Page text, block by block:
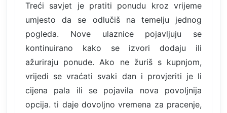
Treći savjet je pratiti ponudu kroz vrijeme
umjesto da se odlučiš na temelju jednog
pogleda. Nove ulaznice pojavljuju se
kontinuirano kako se izvori dodaju ili
ažuriraju ponude. Ako ne žuriš s kupnjom,
vrijedi se vraćati svaki dan i provjeriti je li
cijena pala ili se pojavila nova povoljnija
opcija. ti daje dovoljno vremena za pracenje,